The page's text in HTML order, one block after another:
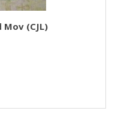
(CJL)